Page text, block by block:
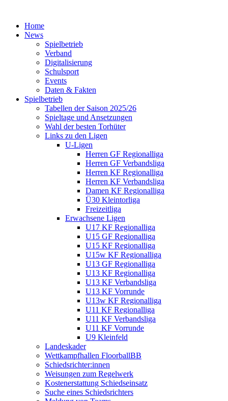
Home
News
Spielbetrieb
Verband
Digitalisierung
Schulsport
Events
Daten & Fakten
Spielbetrieb
Tabellen der Saison 2025/26
Spieltage und Ansetzungen
Wahl der besten Torhüter
Links zu den Ligen
U-Ligen
Herren GF Regionalliga
Herren GF Verbandsliga
Herren KF Regionalliga
Herren KF Verbandsliga
Damen KF Regionalliga
Ü30 Kleintorliga
Freizeitliga
Erwachsene Ligen
U17 KF Regionalliga
U15 GF Regionalliga
U15 KF Regionalliga
U15w KF Regionalliga
U13 GF Regionalliga
U13 KF Regionalliga
U13 KF Verbandsliga
U13 KF Vorrunde
U13w KF Regionalliga
U11 KF Regionalliga
U11 KF Verbandsliga
U11 KF Vorrunde
U9 Kleinfeld
Landeskader
Wettkampfhallen FloorballBB
Schiedsrichter:innen
Weisungen zum Regelwerk
Kostenerstattung Schiedseinsatz
Suche eines Schiedsrichters